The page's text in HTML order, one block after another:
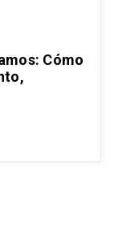
Cómo